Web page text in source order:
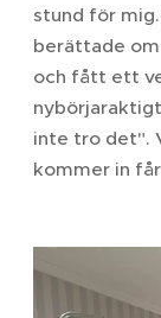
stund för
berättade
och fått ett
inte tro det".
kommer in